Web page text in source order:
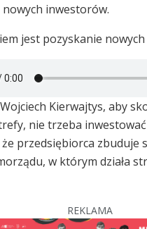
nowych inwestorów.
jest pozyskanie
Kierwajtys, aby
nie trzeba
przedsiębiorca zbuduje
w którym działa
REKLAMA